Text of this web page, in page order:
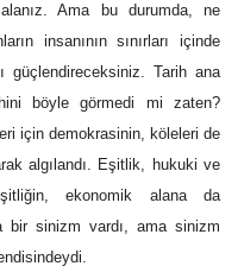
Ama bu durumda, ne
insanının sınırları içinde
güçlendireceksiniz. Tarih ana
böyle görmedi mi zaten?
için demokrasinin, köleleri de
algılandı. Eşitlik, hukuki ve
ekonomik alana da
bir sinizm vardı, ama sinizm